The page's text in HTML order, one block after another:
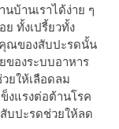
บ้านเราได้ง่าย ๆ
ทั้งเปรี้ยวทั้ง
ณของสับปะรดนั้น
ของระบบอาหาร
ยให้เลือดลม
งแรงต่อต้านโรค
บปะรดช่วยให้ลด